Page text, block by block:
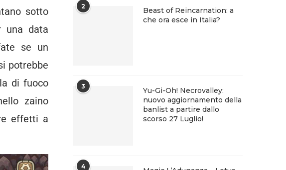
sotto
una data
se un
potrebbe
di fuoco
zaino
effetti a
2
Beast of Reincarnation: a
che ora esce in Italia?
3
Yu-Gi-Oh! Necrovalley:
nuovo aggiornamento della
banlist a partire dallo
scorso 27 Luglio!
4